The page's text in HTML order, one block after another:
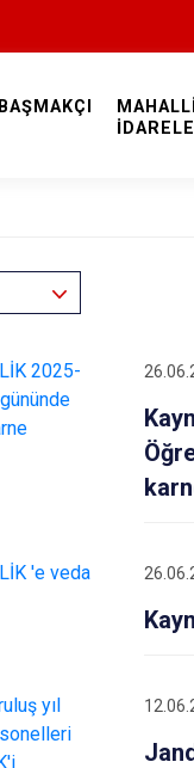
Afyonkarahisar
BAŞMAKÇI